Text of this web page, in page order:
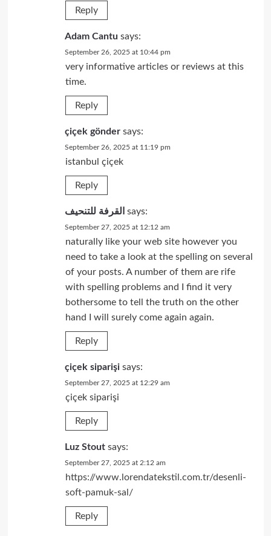
Reply
Adam Cantu says:
September 26, 2025 at 10:44 pm
very informative articles or reviews at this
time.
Reply
çiçek gönder says:
September 26, 2025 at 11:19 pm
istanbul çiçek
Reply
القرفة للتنحيف says:
September 27, 2025 at 12:12 am
naturally like your web site however you
need to take a look at the spelling on several
of your posts. A number of them are rife
with spelling problems and I find it very
bothersome to tell the truth on the other
hand I will surely come again again.
Reply
çiçek siparişi says:
September 27, 2025 at 12:29 am
çiçek siparişi
Reply
Luz Stout says:
September 27, 2025 at 2:12 am
https://www.lorendatekstil.com.tr/desenli-
soft-pamuk-sal/
Reply